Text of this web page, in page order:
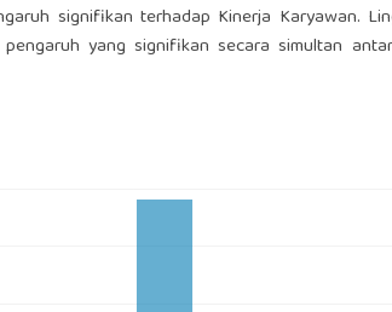
signifikan terhadap Kinerja Karyawan.
yang signifikan secara simultan